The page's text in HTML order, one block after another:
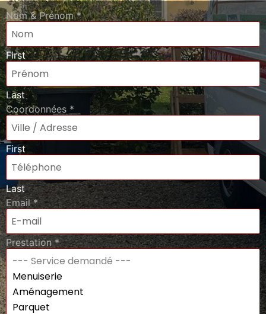
Nom & Prénom*
First
Last
Coordonnées *
First
Last
Email*
Prestation *